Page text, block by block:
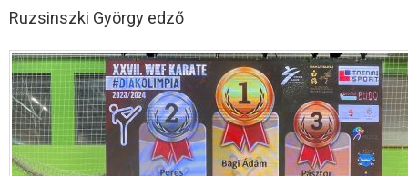
Ruzsinszki György edző